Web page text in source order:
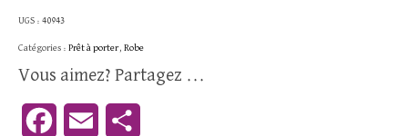
UGS : 40943
Catégories : Prêt à porter, Robe
Vous aimez? Partagez ...
FacebookEmail